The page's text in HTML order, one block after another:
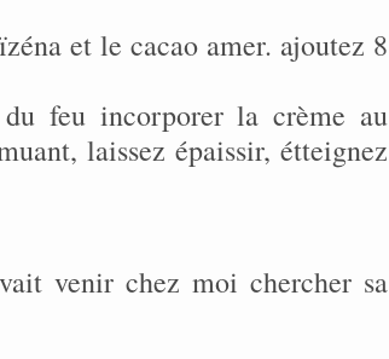
et le cacao amer. ajoutez 8
feu incorporer la crème au
laissez épaissir, étteignez
venir chez moi chercher sa